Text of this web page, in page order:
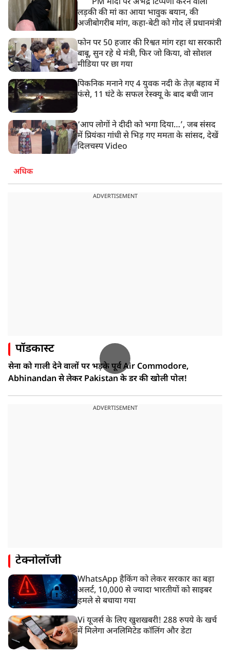
लड़की की मां का आया भावुक बयान, की
अजीबोगरीब मांग, कहा-बेटी को गोद लें प्रधानमंत्री
फोन पर 50 हजार की रिश्वत मांग रहा था सरकारी
बाबू, सुन रहे थे मंत्री, फिर जो किया, वो सोशल
मीडिया पर छा गया
पिकनिक मनाने गए 4 युवक नदी के तेज़ बहाव में
फंसे, 11 घंटे के सफल रेस्क्यू के बाद बची जान
‘आप लोगों ने दीदी को भगा दिया…’, जब संसद
में प्रियंका गांधी से भिड़ गए ममता के सांसद, देखें
दिलचस्प Video
अधिक
ADVERTISEMENT
पॉडकास्ट
सेना को गाली देने वालों पर भड़के पूर्व Air Commodore,
Abhinandan से लेकर Pakistan के डर की खोली पोल!
ADVERTISEMENT
टेक्नोलॉजी
WhatsApp हैकिंग को लेकर सरकार का बड़ा
अलर्ट, 10,000 से ज्यादा भारतीयों को साइबर
हमले से बचाया गया
Vi यूजर्स के लिए खुशखबरी! 288 रुपये के खर्च
में मिलेगा अनलिमिटेड कॉलिंग और डेटा